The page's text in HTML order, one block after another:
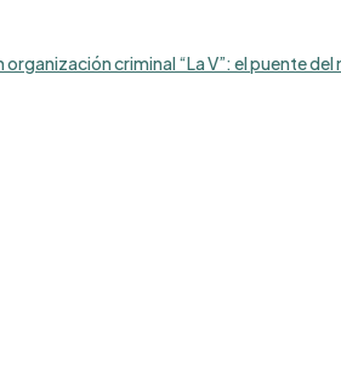
organización criminal “La V”: el puente